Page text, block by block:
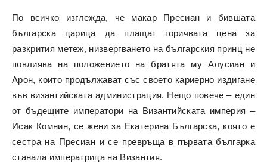
По всичко изглежда, че макар Пресиан и бившата
българска царица да плащат горичвата цена за
разкрития метеж, низвергването на българския принц не
повлиява на положението на братята му Алусиан и
Арон, които продължават със своето кариерно издигане
във византийската администрация. Нещо повече – един
от бъдещите императори на Византийската империя –
Исак Комнин, се жени за Екатерина Българска, която е
сестра на Пресиан и се превръща в първата българка
станала императрица на Византия.